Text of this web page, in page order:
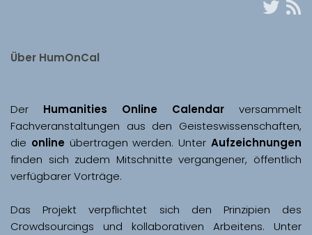
Über HumOnCal
Der Humanities Online Calendar versammelt
Fachveranstaltungen aus den Geisteswissenschaften,
die online übertragen werden. Unter Aufzeichnungen
finden sich zudem Mitschnitte vergangener, öffentlich
Das Projekt verpflichtet sich den Prinzipien des
Crowdsourcings und kollaborativen Arbeitens. Unter